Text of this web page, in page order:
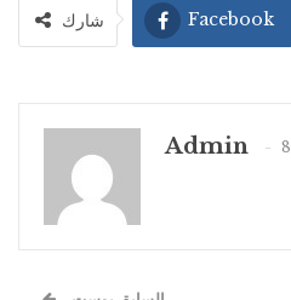
شارك Facebook
Admin